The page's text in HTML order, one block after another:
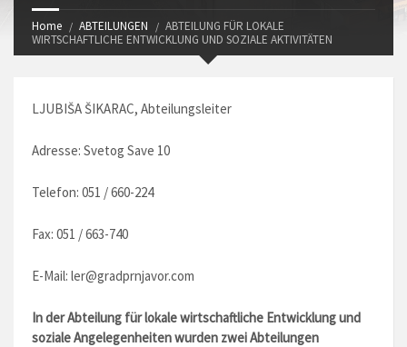
Home ABTEILUNGEN
ABTEILUNG FÜR LOKALE
WIRTSCHAFTLICHE ENTWICKLUNG UND SOZIALE AKTIVITÄTEN
LJUBIŠA ŠIKARAC, Abteilungsleiter
Adresse: Svetog Save 10
Telefon: 051 / 660-224
Fax: 051 / 663-740
E-Mail: ler@gradprnjavor.com
In der Abteilung für lokale wirtschaftliche Entwicklung und
soziale Angelegenheiten wurden zwei Abteilungen